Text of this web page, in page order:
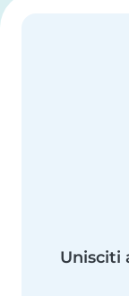
Unisciti